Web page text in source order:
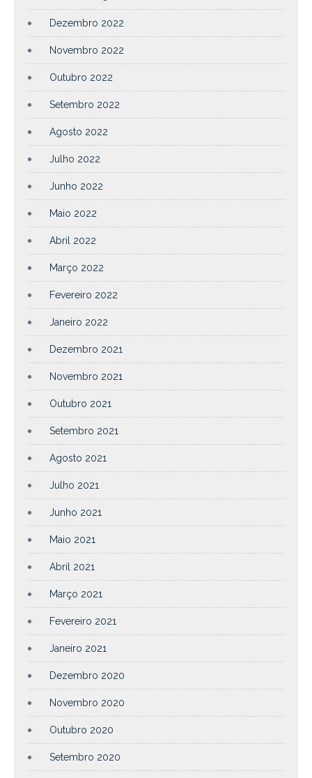
Dezembro 2022
Novembro 2022
Outubro 2022
Setembro 2022
Agosto 2022
Julho 2022
Junho 2022
Maio 2022
Abril 2022
Março 2022
Fevereiro 2022
Janeiro 2022
Dezembro 2021
Novembro 2021
Outubro 2021
Setembro 2021
Agosto 2021
Julho 2021
Junho 2021
Maio 2021
Abril 2021
Março 2021
Fevereiro 2021
Janeiro 2021
Dezembro 2020
Novembro 2020
Outubro 2020
Setembro 2020